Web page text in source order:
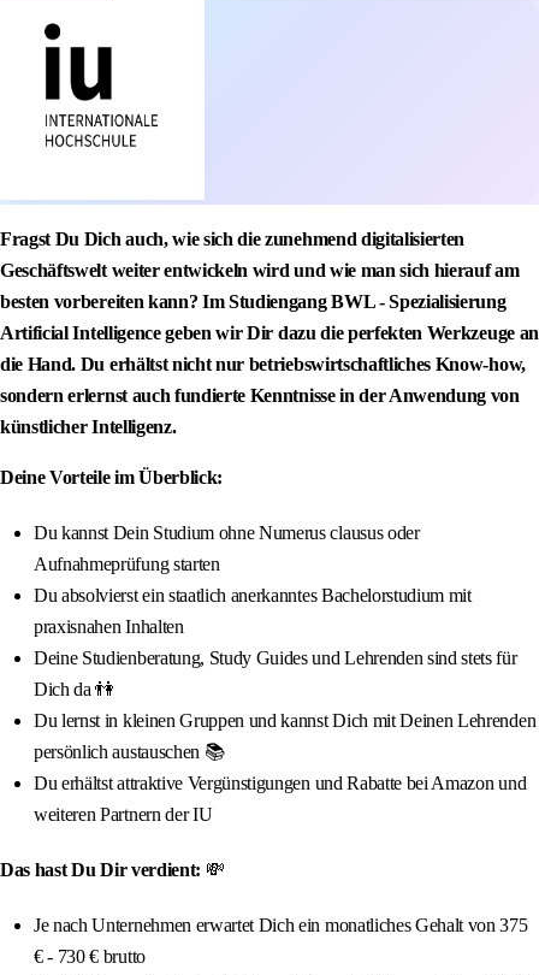
Fragst Du Dich auch, wie sich die zunehmend digitalisierten
Geschäftswelt weiter entwickeln wird und wie man sich hierauf am
besten vorbereiten kann? Im Studiengang BWL - Spezialisierung
Artificial Intelligence geben wir Dir dazu die perfekten Werkzeuge an
die Hand. Du erhältst nicht nur betriebswirtschaftliches Know-how,
sondern erlernst auch fundierte Kenntnisse in der Anwendung von
künstlicher Intelligenz.
Deine Vorteile im Überblick:
Du kannst Dein Studium ohne Numerus clausus oder
Aufnahmeprüfung starten
Du absolvierst ein staatlich anerkanntes Bachelorstudium mit
praxisnahen Inhalten
Deine Studienberatung, Study Guides und Lehrenden sind stets für
Dich da 👫
Du lernst in kleinen Gruppen und kannst Dich mit Deinen Lehrenden
persönlich austauschen 📚
Du erhältst attraktive Vergünstigungen und Rabatte bei Amazon und
weiteren Partnern der IU
Das hast Du Dir verdient: 💸
Je nach Unternehmen erwartet Dich ein monatliches Gehalt von 375
€ - 730 € brutto